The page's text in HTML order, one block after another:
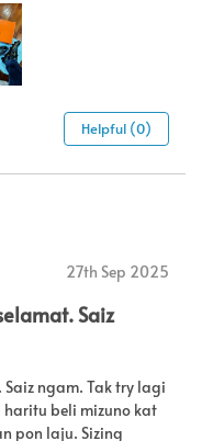
Helpful (0)
27th Sep 2025
Saiz
ngam. Tak try lagi
haritu beli mizuno kat
pon laju. Sizing